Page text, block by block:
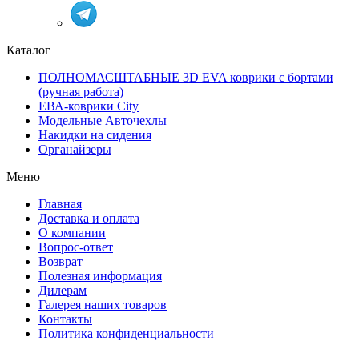
Каталог
ПОЛНОМАСШТАБНЫЕ 3D EVA коврики с бортами
(ручная работа)
ЕВА-коврики City
Модельные Авточехлы
Накидки на сидения
Органайзеры
Меню
Главная
Доставка и оплата
О компании
Вопрос-ответ
Возврат
Полезная информация
Дилерам
Галерея наших товаров
Контакты
Политика конфиденциальности